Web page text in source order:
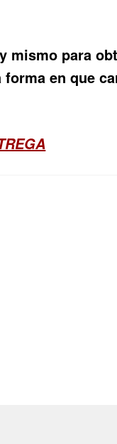
mismo para
en que